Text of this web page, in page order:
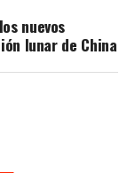
nuevos
lunar de China